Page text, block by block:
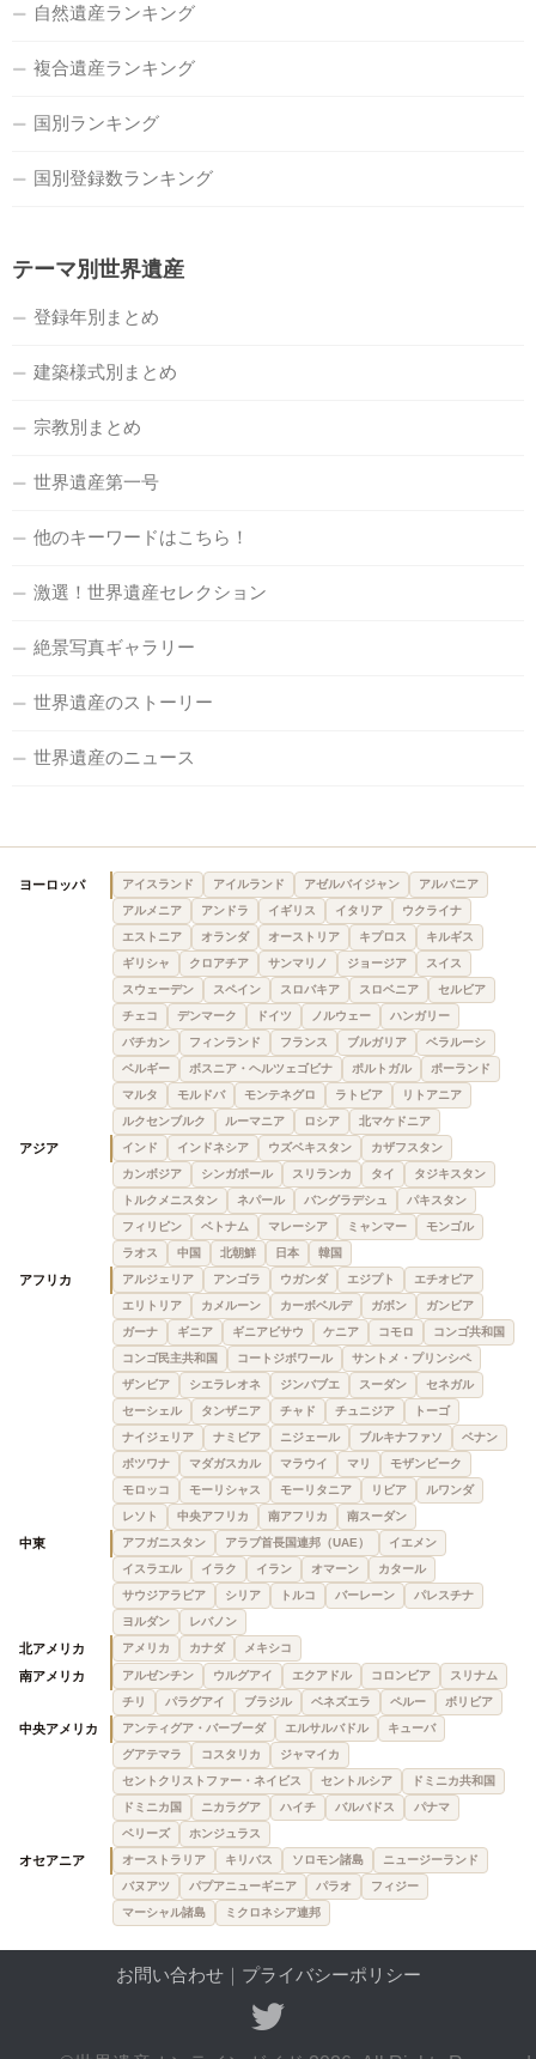
自然遺産ランキング
複合遺産ランキング
国別ランキング
国別登録数ランキング
テーマ別世界遺産
登録年別まとめ
建築様式別まとめ
宗教別まとめ
世界遺産第一号
他のキーワードはこちら！
激選！世界遺産セレクション
絶景写真ギャラリー
世界遺産のストーリー
世界遺産のニュース
ヨーロッパ アイスランド アイルランド アゼルバイジャン
アルバニア
アルメニア
アンドラ イギリス イタリア
ウクライナ
エストニア
オランダ オーストリア キプロス
キルギス
ギリシャ
クロアチア サンマリノ ジョージア
スイス
スウェーデン
スペイン スロバキア スロベニア
セルビア
チェコ
デンマーク ドイツ ノルウェー
ハンガリー
バチカン
フィンランド フランス ブルガリア
ベラルーシ
ベルギー
ボスニア・ヘルツェゴビナ ポルトガル
ポーランド
マルタ
モルドバ モンテネグロ ラトビア
リトアニア
ルクセンブルク
ルーマニア ロシア 北マケドニア
アジア インド インドネシア ウズベキスタン
カザフスタン
カンボジア
シンガポール スリランカ タイ
タジキスタン
トルクメニスタン
ネパール バングラデシュ
パキスタン
フィリピン
ベトナム マレーシア ミャンマー
モンゴル
ラオス
中国 北朝鮮 日本 韓国
アフリカ アルジェリア アンゴラ ウガンダ エジプト
エチオピア
エリトリア
カメルーン カーボベルデ ガボン
ガンビア
ガーナ
ギニア ギニアビサウ ケニア コモロ
コンゴ共和国
コンゴ民主共和国
コートジボワール
サントメ・プリンシペ
ザンビア
シエラレオネ ジンバブエ スーダン
セネガル
セーシェル
タンザニア チャド チュニジア
トーゴ
ナイジェリア
ナミビア ニジェール ブルキナファソ
ベナン
ボツワナ
マダガスカル マラウイ マリ
モザンビーク
モロッコ
モーリシャス モーリタニア リビア
ルワンダ
レソト
中央アフリカ 南アフリカ 南スーダン
中東 アフガニスタン アラブ首長国連邦（UAE）
イエメン
イスラエル
イラク イラン オマーン
カタール
サウジアラビア
シリア トルコ バーレーン
パレスチナ
ヨルダン
レバノン
北アメリカ アメリカ カナダ メキシコ
南アメリカ アルゼンチン ウルグアイ エクアドル コロンビア
スリナム
チリ
パラグアイ ブラジル ベネズエラ ペルー ボリビア
中央アメリカ アンティグア・バーブーダ エルサルバドル
キューバ
グアテマラ
コスタリカ
ジャマイカ
セントクリストファー・ネイビス
セントルシア
ドミニカ共和国
ドミニカ国
ニカラグア ハイチ バルバドス
パナマ
ベリーズ
ホンジュラス
オセアニア オーストラリア キリバス ソロモン諸島
ニュージーランド
バヌアツ
パプアニューギニア パラオ
フィジー
マーシャル諸島
ミクロネシア連邦
お問い合わせ｜ プライバシーポリシー